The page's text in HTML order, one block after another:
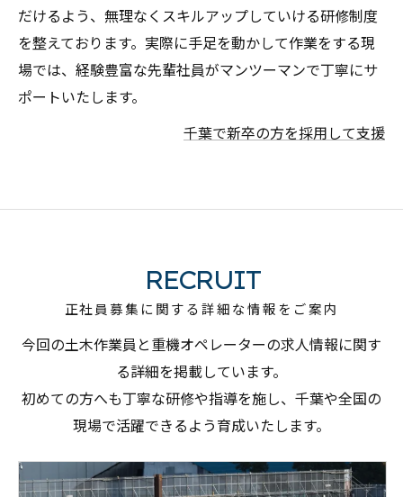
だけるよう、無理なくスキルアップしていける研修制度
を整えております。実際に手足を動かして作業をする現
場では、経験豊富な先輩社員がマンツーマンで丁寧にサ
ポートいたします。
千葉で新卒の方を採用して支援
正社員募集に関する詳細な情報をご案内
RECRUIT
今回の土木作業員と重機オペレーターの求人情報に関す
る詳細を掲載しています。
初めての方へも丁寧な研修や指導を施し、千葉や全国の
現場で活躍できるよう育成いたします。